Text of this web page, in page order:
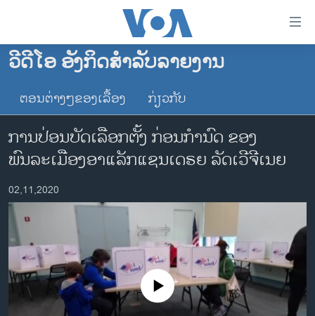
ເຂົ້າ
ຂ້າມ
ຂ້າມ
ໄປ
ຫາ
ຊອກ
ຄົ້ນ
ໂຮມເພຈ
ລາວ
ອາເມຣິກາ
ການເລືອກຕັ້ງ ປະທານາທີບໍດີ ສະຫະລັດ 2024
ໂລກ
ເອເຊຍ
ອິດສະຫຼະພາບດ້ານການຂ່າວ
ຊີວິດຊາວລາວ
ຊຸມຊົນຊາວລາວ
ວີດີໂອ ອັງກິດສຳລັບລາຍງານ
ຕອນຕ່າງໆຂອງເລື້ອງ ກ່ຽວກັບ
ການປ່ອນບັດເລືອກຕັ້ງ ກ່ອນກຳນົດ ຂອງ
ພົນລະເມືອງອາແລັກແຊນເດຣຍ ລັດເວີຈີເນຍ
02,11,2020
No media source currently available